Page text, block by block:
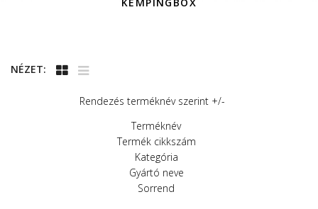
KEMPINGBOX
NÉZET:
Rendezés terméknév szerint +/-
Terméknév
Termék cikkszám
Kategória
Gyártó neve
Sorrend